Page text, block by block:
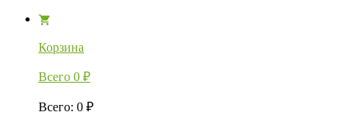
Корзина
Всего 0 ₽
Всего: 0 ₽